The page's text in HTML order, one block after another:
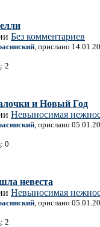
Без комментариев
, прислано
: 2
и Новый Год
Невыносимая
, прислано
: 0
невеста
Невыносимая
, прислано
: 2